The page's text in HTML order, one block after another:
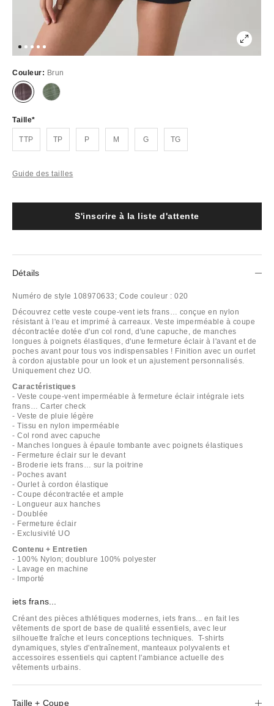
Couleur: Brun
Épuisé Épuisé
Taille
TTP TP P M G TG
Guide des tailles
S'inscrire à la liste d'attente
Détails
Numéro de style 108970633; Code couleur : 020
Découvrez cette veste coupe-vent iets frans… conçue en nylon
résistant à l'eau et imprimé à carreaux. Veste imperméable à coupe
décontractée dotée d'un col rond, d'une capuche, de manches
longues à poignets élastiques, d'une fermeture éclair à l'avant et de
poches avant pour tous vos indispensables ! Finition avec un ourlet
à cordon ajustable pour un look et un ajustement personnalisés.
Uniquement chez UO.
Caractéristiques
- Veste coupe-vent imperméable à fermeture éclair intégrale iets
frans… Carter check
- Veste de pluie légère
- Tissu en nylon imperméable
- Col rond avec capuche
- Manches longues à épaule tombante avec poignets élastiques
- Fermeture éclair sur le devant
- Broderie iets frans… sur la poitrine
- Poches avant
- Ourlet à cordon élastique
- Coupe décontractée et ample
- Longueur aux hanches
- Doublée
- Fermeture éclair
- Exclusivité UO
Contenu + Entretien
- 100% Nylon; doublure 100% polyester
- Lavage en machine
- Importé
iets frans...
Créant des pièces athlétiques modernes, iets frans... en fait les
vêtements de sport de base de qualité essentiels, avec leur
silhouette fraîche et leurs conceptions techniques. T-shirts
dynamiques, styles d'entraînement, manteaux polyvalents et
accessoires essentiels qui captent l'ambiance actuelle des
vêtements urbains.
Taille + Coupe